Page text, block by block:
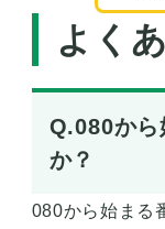
よく
Q.080から
か？
080から始まる